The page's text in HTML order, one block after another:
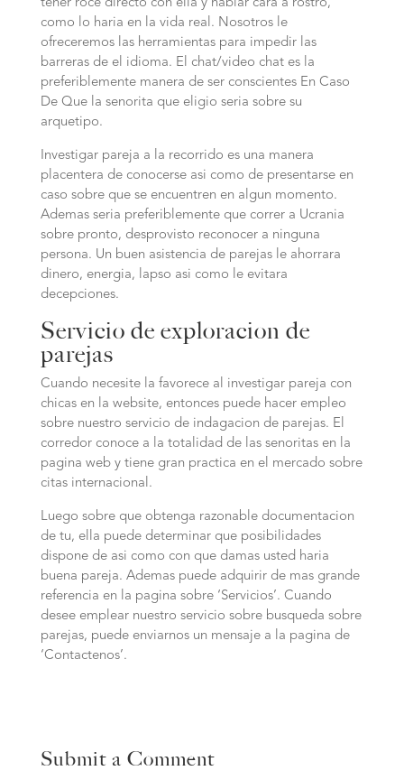
tener roce directo con ella y hablar cara a rostro,
como lo haria en la vida real. Nosotros le
ofreceremos las herramientas para impedir las
barreras de el idioma. El chat/video chat es la
preferiblemente manera de ser conscientes En Caso
De Que la senorita que eligio seri­a sobre su
arquetipo.
Investigar pareja a la recorrido es una manera
placentera de conocerse asi­ como de presentarse en
caso sobre que se encuentren en algun momento.
Ademas seri­a preferiblemente que correr a Ucrania
sobre pronto, desprovisto reconocer a ninguna
persona. Un buen asistencia de parejas le ahorrara
dinero, energia, lapso asi­ como le evitara
decepciones.
Servicio de exploracion de
parejas
Cuando necesite la favorece al investigar pareja con
chicas en la website, entonces puede hacer empleo
sobre nuestro servicio de indagacion de parejas. El
corredor conoce a la totalidad de las senoritas en la
pagina web y tiene gran practica en el mercado sobre
citas internacional.
Luego sobre que obtenga razonable documentacion
de tu, ella puede determinar que posibilidades
dispone de asi­ como con que damas usted haria
buena pareja. Ademas puede adquirir de mas grande
referencia en la pagina sobre ‘Servicios’. Cuando
desee emplear nuestro servicio sobre busqueda sobre
parejas, puede enviarnos un mensaje a la pagina de
‘Contactenos’.
Submit a Comment